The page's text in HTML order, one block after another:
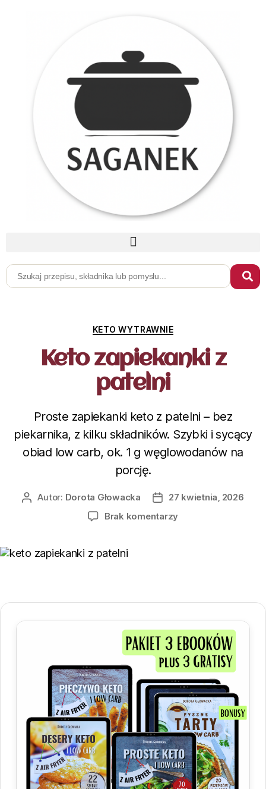
KETO WYTRAWNIE
Keto zapiekanki z
patelni
Proste zapiekanki keto z patelni – bez
piekarnika, z kilku składników. Szybki i sycący
obiad low carb, ok. 1 g węglowodanów na
porcję.
Autor: Dorota Głowacka
27 kwietnia, 2026
Brak komentarzy